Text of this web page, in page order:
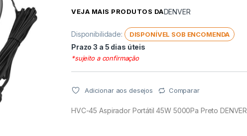
VEJA MAIS PRODUTOS DADENVER
Disponibilidade: DISPONÍVEL SOB ENCOMENDA
Prazo 3 a 5 dias úteis
*sujeito a confirmação
Adicionar aos desejos Comparar
HVC-45 Aspirador Portátil 45W 5000Pa Preto DENVER